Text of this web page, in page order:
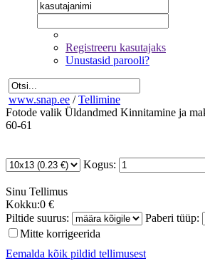
Registreeru kasutajaks
Unustasid parooli?
www.snap.ee / Tellimine
Fotode valik Üldandmed Kinnitamine ja
60-61
Kogus:
Sinu Tellimus
Kokku:0 €
Piltide suurus:
Paberi tüüp:
Mitte korrigeerida
Eemalda kõik pildid tellimusest